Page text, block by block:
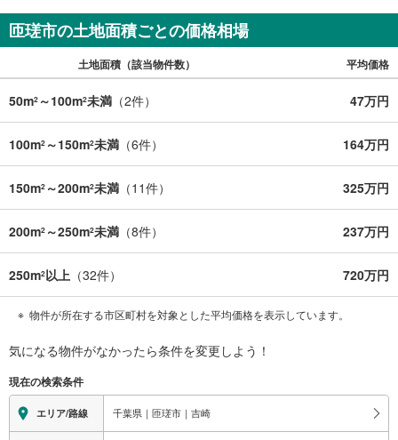
匝瑳市の土地面積ごとの価格相場
土地面積（該当物件数） 平均価格
50m2 ～100m2未満 （2件） 47万円
100m2 ～150m2未満 （6件） 164万円
150m2 ～200m2未満 （11件） 325万円
200m2 ～250m2未満 （8件） 237万円
250m2以上 （32件） 720万円
物件が所在する市区町村を対象とした平均価格を表示しています。
気になる物件がなかったら条件を変更しよう！
現在の検索条件
エリア/路線 千葉県｜匝瑳市｜吉崎